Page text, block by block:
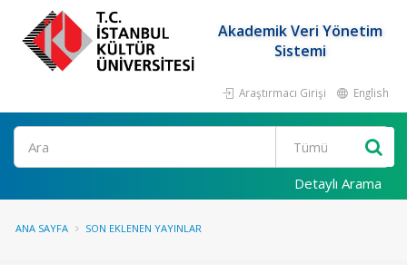
Akademik Veri Yönetim
Sistemi
Araştırmacı Girişi English
Ara
Detaylı Arama
ANA SAYFA SON EKLENEN YAYINLAR